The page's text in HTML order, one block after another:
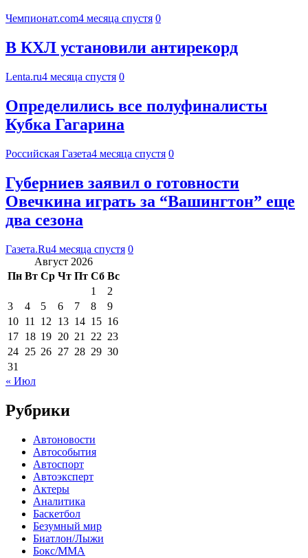
Чемпионат.com4 месяца спустя 0
В КХЛ установили антирекорд
Lenta.ru4 месяца спустя 0
Определились все полуфиналисты
Кубка Гагарина
Российская Газета4 месяца спустя 0
Губерниев заявил о готовности
Овечкина играть за “Вашингтон” еще
два сезона
Газета.Ru4 месяца спустя 0
Август 2026
Пн Вт Ср Чт Пт Сб Вс
1
2
3
4 5 6 7 8
9
10 11 12 13 14 15 16
17 18 19 20 21 22 23
24 25 26 27 28 29 30
31
« Июл
Рубрики
Автоновости
Автособытия
Автоспорт
Автоэксперт
Актеры
Аналитика
Баскетбол
Безумный мир
Биатлон/Лыжи
Бокс/MMA